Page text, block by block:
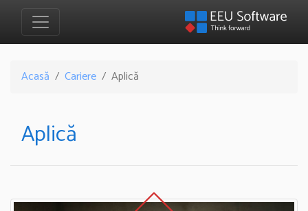
Acasă Cariere Aplică
Aplică